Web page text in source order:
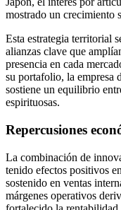
mostrado un crecimiento
Esta estrategia territorial
alianzas clave que
presencia en cada
su portafolio, la empresa
sostiene un equilibrio
espirituosas.
Repercusiones
La combinación de
tenido efectos positivos
sostenido en ventas
márgenes operativos